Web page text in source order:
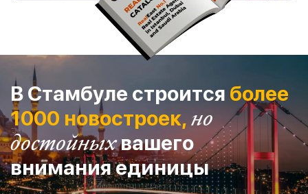
В Стамбуле строится более
1000 новостроек,но
достойныхвашего
внимания единицы